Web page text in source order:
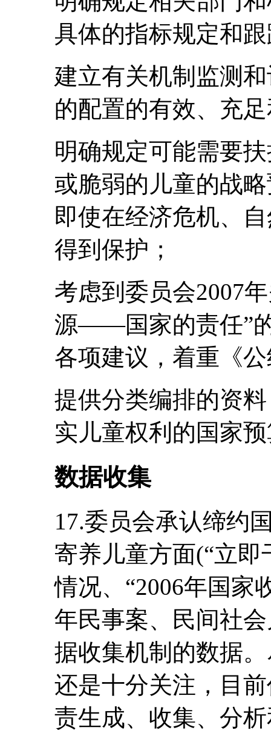
具体的指标规定和
建立有关机制监测
的配置的有效、充
明确规定可能需要
或脆弱的儿童的战
即使在经济危机、
得到保护；
考虑到委员会2007
源――国家的责任”
各项建议，着重《
提供分类编排的资
实儿童权利的国家
数据收集
17.委员会承认缔约
寄养儿童方面(“立
情况、“2006年国家
年民事案、民间社
据收集机制的数据
还是十分关注，目
责生成、收集、分